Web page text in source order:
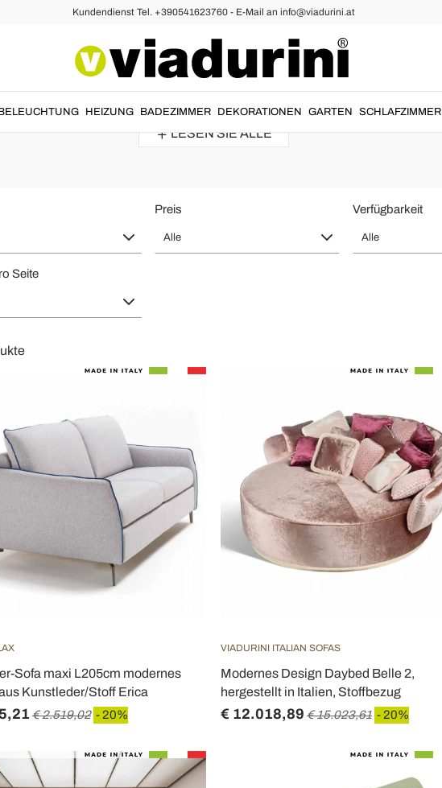
Kundendienst Tel. +390541623760 - E-Mail an info@viadurini.at
BELEUCHTUNG HEIZUNG BADEZIMMER DEKORATIONEN GARTEN SCHLAFZIMMER
Sofas, Ihr Wohnzimmer Einzurichten
LESEN SIE ALLE
Preis
Alle
Verfügbarkeit
Alle
Seite
Sofa maxi L205cm modernes
Kunstleder/Stoff Erica
€ 2.519,02 - 20%
VIADURINI ITALIAN SOFAS
Modernes Design Daybed Belle 2,
hergestellt in Italien, Stoffbezug
€ 12.018,89 € 15.023,61 - 20%